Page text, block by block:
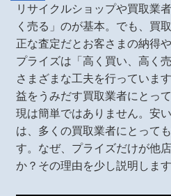
リサイクルショップや買取業
く売る」のが基本。でも、買
正な査定だとお客さまの納得
プライズは「高く買い、高く
さまざまな工夫を行っていま
益をうみだす買取業者にとっ
現は簡単ではありません。安
は、多くの買取業者にとって
す。なぜ、プライズだけが他
か？その理由を少し説明します